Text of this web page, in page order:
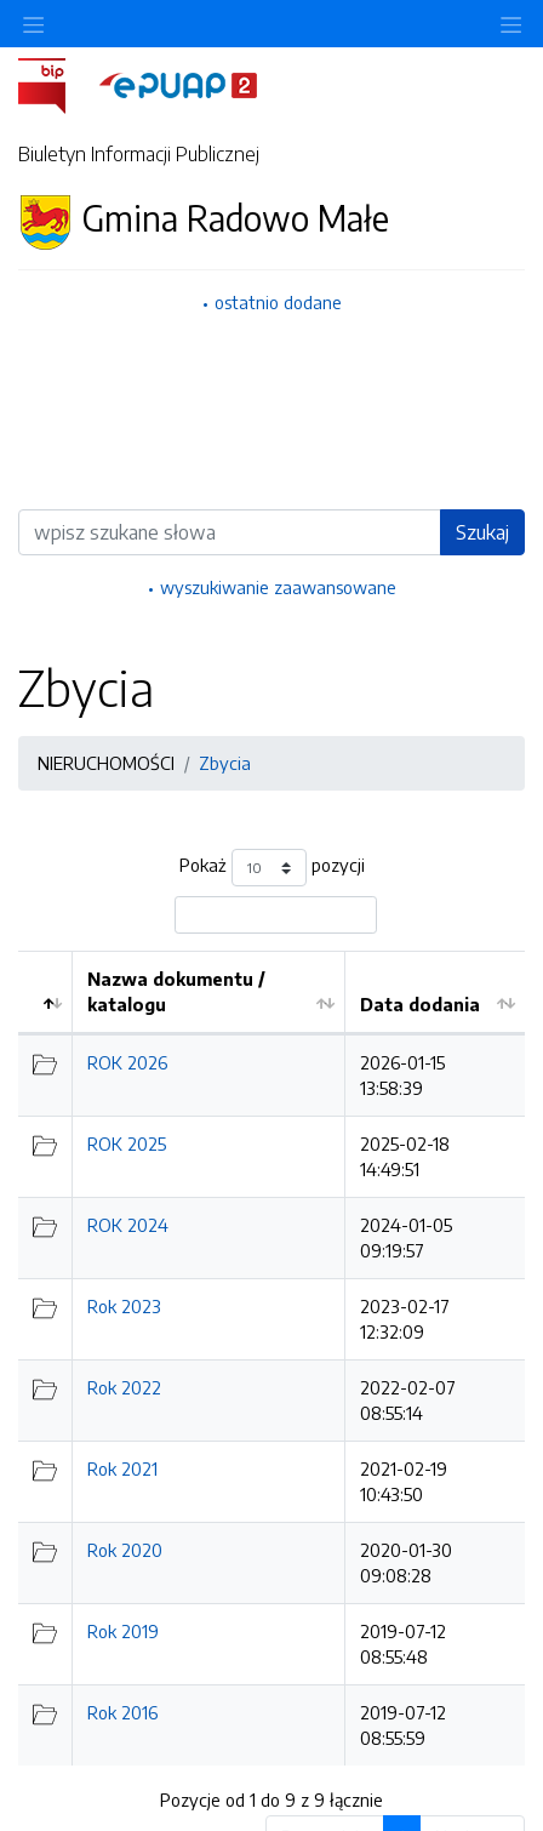
Biuletyn Informacji Publicznej
Gmina Radowo Małe
ostatnio dodane
Wyszukiwarka Szukaj
wyszukiwanie zaawansowane
Zbycia
NIERUCHOMOŚCI Zbycia
Pokaż pozycji
Kolejność
Nazwa dokumentu /
katalogu
Data dodania
ROK 2026
2026-01-15
13:58:39
ROK 2025
2025-02-18
14:49:51
ROK 2024
2024-01-05
09:19:57
Rok 2023
2023-02-17
12:32:09
Rok 2022
2022-02-07
08:55:14
Rok 2021
2021-02-19
10:43:50
Rok 2020
2020-01-30
09:08:28
Rok 2019
2019-07-12
08:55:48
Rok 2016
2019-07-12
08:55:59
Pozycje od 1 do 9 z 9 łącznie